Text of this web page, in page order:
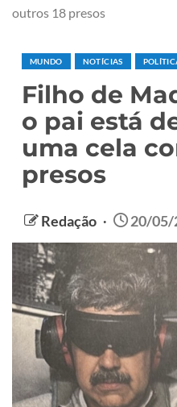
outros 18 presos
MUNDO NOTÍCIAS
Filho de
o pai está
uma cela
presos
Redação 20/05/